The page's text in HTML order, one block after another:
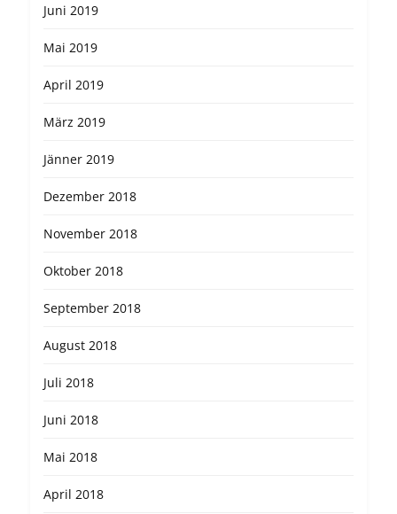
Juni 2019
Mai 2019
April 2019
März 2019
Jänner 2019
Dezember 2018
November 2018
Oktober 2018
September 2018
August 2018
Juli 2018
Juni 2018
Mai 2018
April 2018